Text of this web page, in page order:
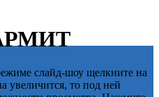
слайд-шоу щелкните на
увеличится, то под ней